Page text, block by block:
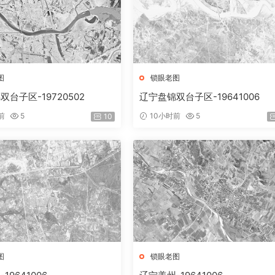
台子区-19720502
5 10
锁眼老图
辽宁盘锦双台子区-19641006
10小时前 5
锁眼老图